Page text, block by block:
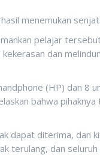
menemukan
pelajar
dan
(HP) dan
bahwa
dapat diterima, dan
terulang, dan